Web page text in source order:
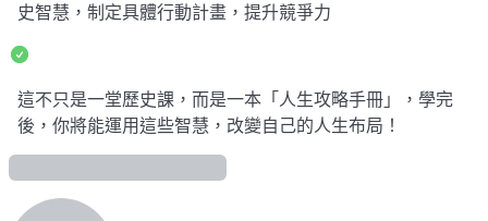
史智慧，制定具體行動計畫，提升競爭力
這不只是一堂歷史課，而是一本「人生攻略手冊」，學完
後，你將能運用這些智慧，改變自己的人生布局！